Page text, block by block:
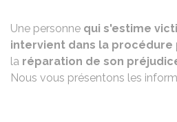
Une personne qui s'estime
intervient dans la procédure
la réparation de son
Nous vous présentons les